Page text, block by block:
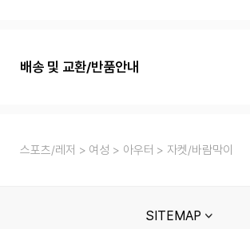
배송 및 교환/반품안내
스포츠/레저 여성 아우터 자켓/바람막이
SITEMAP